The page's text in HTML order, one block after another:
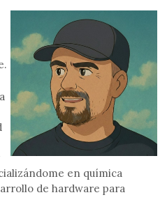
en química
de hardware para